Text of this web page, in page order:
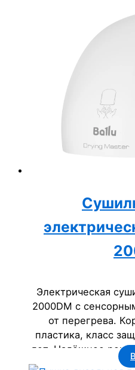
Электрическая
2000DM с
от перегрева.
пластика, класс
лет. Надёжное
и